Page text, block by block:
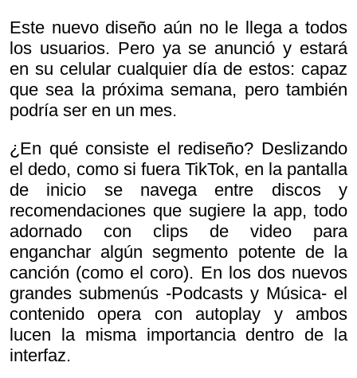
Este nuevo diseño aún no le llega a todos
los usuarios. Pero ya se anunció y estará
en su celular cualquier día de estos: capaz
que sea la próxima semana, pero también
podría ser en un mes.
¿En qué consiste el rediseño? Deslizando
el dedo, como si fuera TikTok, en la pantalla
de inicio se navega entre discos y
recomendaciones que sugiere la app, todo
adornado con clips de video para
enganchar algún segmento potente de la
canción (como el coro). En los dos nuevos
grandes submenús -Podcasts y Música- el
contenido opera con autoplay y ambos
lucen la misma importancia dentro de la
interfaz.